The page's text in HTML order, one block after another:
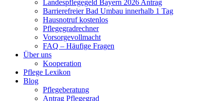
Landespflegegeld Bayern 2026 Antrag
Barrierefreier Bad Umbau innerhalb 1 Tag
Hausnotruf kostenlos
Pflegegradrechner
Vorsorgevollmacht
FAQ – Häufige Fragen
Über uns
Kooperation
Pflege Lexikon
Blog
Pflegeberatung
Antrag Pflegegrad